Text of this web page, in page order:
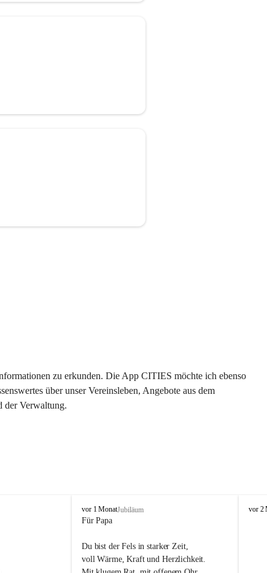
zu erkunden. Die App CITIES möchte ich ebenso
über unser Vereinsleben, Angebote aus dem
der Verwaltung.
O
s
i
vor 1 MonatJubiläum
Für Papa
Du bist der Fels in starker Zeit,
voll Wärme, Kraft und Herzlichkeit.
O
vor 2